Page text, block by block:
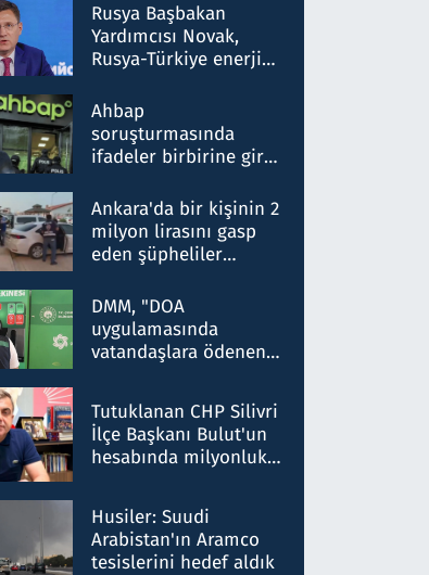
Rusya Başbakan
Yardımcısı Novak,
Rusya-Türkiye enerji
nitelikte olduğunu
belirtti
Ahbap
soruşturmasında
ifadeler birbirine girdi:
ifadelerinden ortaya
çıkan tablo şok etti
Ankara'da bir kişinin 2
milyon lirasını gasp
eden şüpheliler
DMM, "DOA
uygulamasında
vatandaşlara ödenen
düşürüldüğü" iddiasını
yalanladı
Tutuklanan CHP Silivri
İlçe Başkanı Bulut'un
hesabında milyonluk
talimat verdi, ben
gönderdim
Husiler: Suudi
Arabistan'ın Aramco
tesislerini hedef aldık